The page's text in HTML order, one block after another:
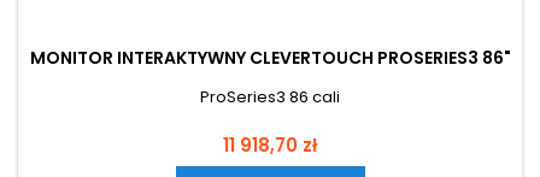
MONITOR INTERAKTYWNY CLEVERTOUCH PROSERIES3 86"
ProSeries3 86 cali
Cena
11 918,70 zł